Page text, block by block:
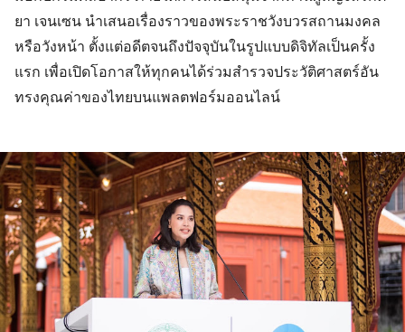
ยา เจนเซน นำเสนอเรื่องราวของพระราชวังบวรสถานมงคล
หรือวังหน้า ตั้งแต่อดีตจนถึงปัจจุบันในรูปแบบดิจิทัลเป็นครั้ง
แรก เพื่อเปิดโอกาสให้ทุกคนได้ร่วมสำรวจประวัติศาสตร์อัน
ทรงคุณค่าของไทยบนแพลตฟอร์มออนไลน์